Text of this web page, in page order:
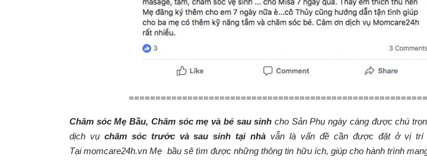
Chăm sóc Mẹ Bầu, Chăm sóc mẹ và bé sau sinh cho Sản Phụ ngày càng được chú
dịch vụ chăm sóc trước và sau sinh tại nhà vẫn là vấn đề cần được đặt ở vị trí
Tạimomcare24h.vn Mẹ bầu sẽ tìm được những thông tin hữu ích, giúp cho hành trình